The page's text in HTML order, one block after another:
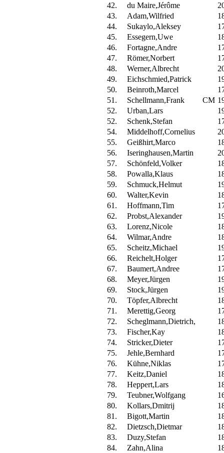
42.
du Maire,Jérôme
43.
Adam,Wilfried
44.
Sukaylo,Aleksey
45.
Essegern,Uwe
46.
Fortagne,Andre
47.
Römer,Norbert
48.
Werner,Albrecht
49.
Eichschmied,Patrick
50.
Beinroth,Marcel
51.
Schellmann,Frank CM
52.
Urban,Lars
52.
Schenk,Stefan
54.
Middelhoff,Cornelius
55.
Geißhirt,Marco
56.
Iseringhausen,Martin
57.
Schönfeld,Volker
58.
Powalla,Klaus
59.
Schmuck,Helmut
60.
Walter,Kevin
61.
Hoffmann,Tim
62.
Probst,Alexander
63.
Lorenz,Nicole
64.
Wilmar,Andre
65.
Scheitz,Michael
66.
Reichelt,Holger
67.
Baumert,Andree
68.
Meyer,Jürgen
69.
Stock,Jürgen
70.
Töpfer,Albrecht
71.
Merettig,Georg
72.
Scheglmann,Dietrich,
73.
Fischer,Kay
74.
Stricker,Dieter
75.
Jehle,Bernhard
76.
Kühne,Niklas
77.
Keitz,Daniel
78.
Heppert,Lars
79.
Teubner,Wolfgang
80.
Kollars,Dmitrij
81.
Bigott,Martin
82.
Dietzsch,Dietmar
83.
Duzy,Stefan
84.
Zahn,Alina